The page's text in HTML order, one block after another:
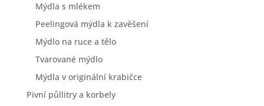
Mýdla s mlékem
Peelingová mýdla k zavěšení
Mýdlo na ruce a tělo
Tvarované mýdlo
Mýdla v originální krabičce
Pivní půllitry a korbely